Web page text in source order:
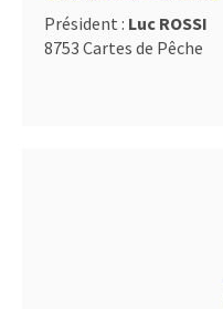
Président : Luc ROSSI
8753 Cartes de Pêche